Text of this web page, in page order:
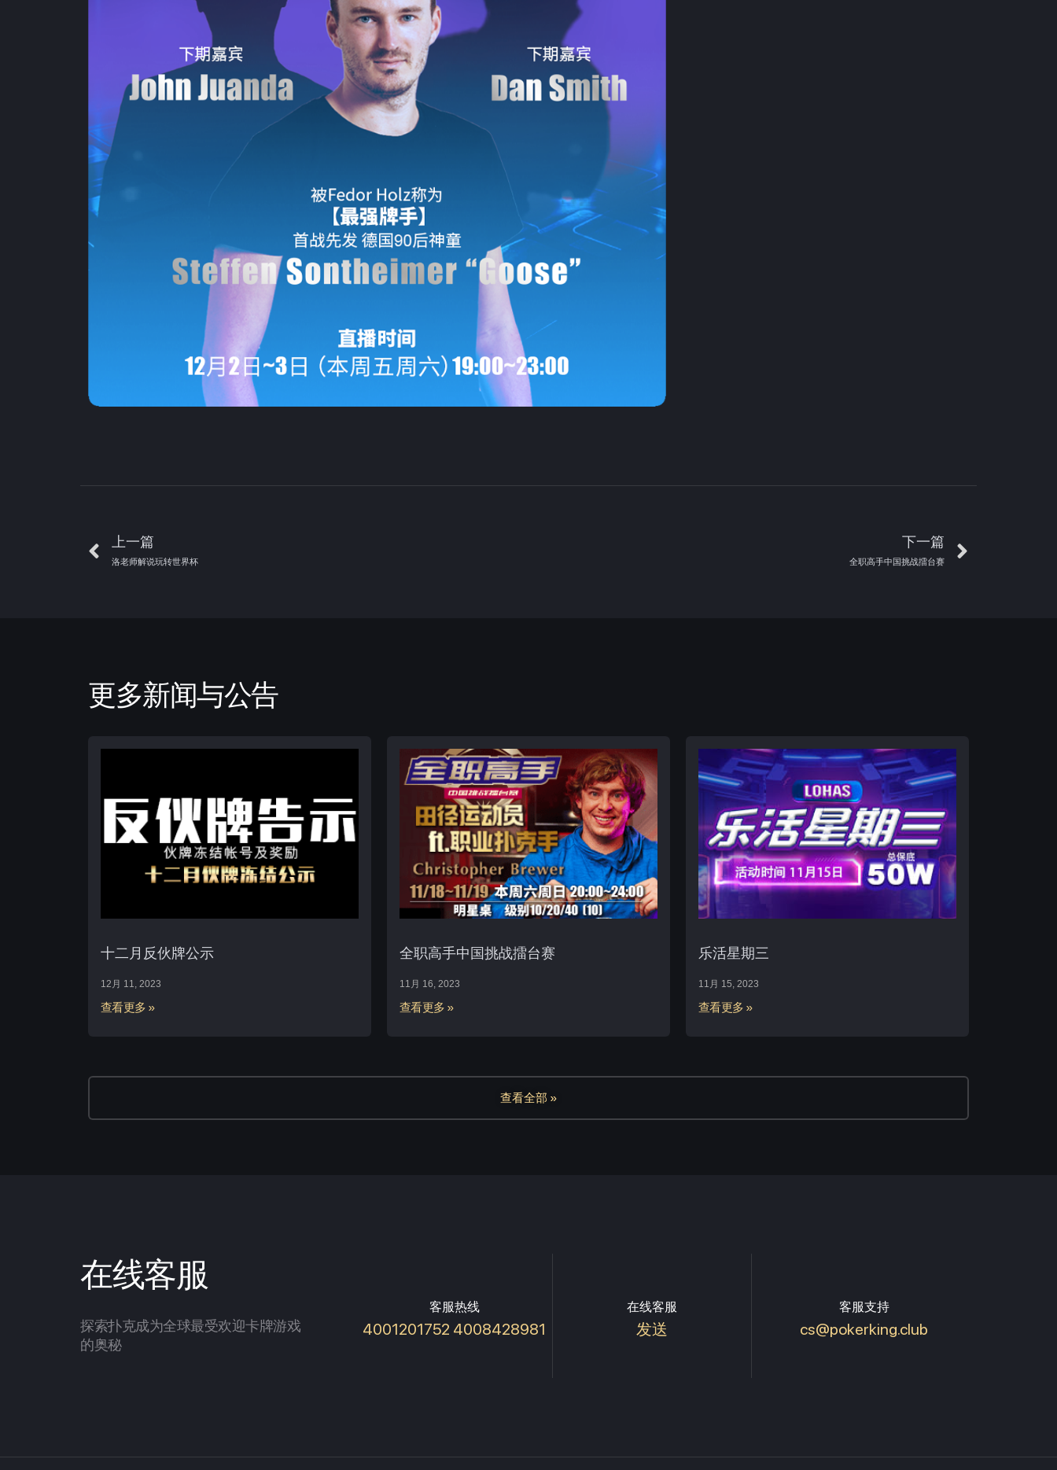
上一篇
洛老师解说玩转世界杯
下一篇
全职高手中国挑战擂台赛
更多新闻与公告
十二月反伙牌公示
12月 11, 2023
查看更多 »
全职高手中国挑战擂台赛
11月 16, 2023
查看更多 »
乐活星期三
11月 15, 2023
查看更多 »
查看全部 »
在线客服
探索扑克成为全球最受欢迎卡牌游戏
的奥秘
客服热线
4001201752 4008428981
在线客服
发送
客服支持
cs@pokerking.club